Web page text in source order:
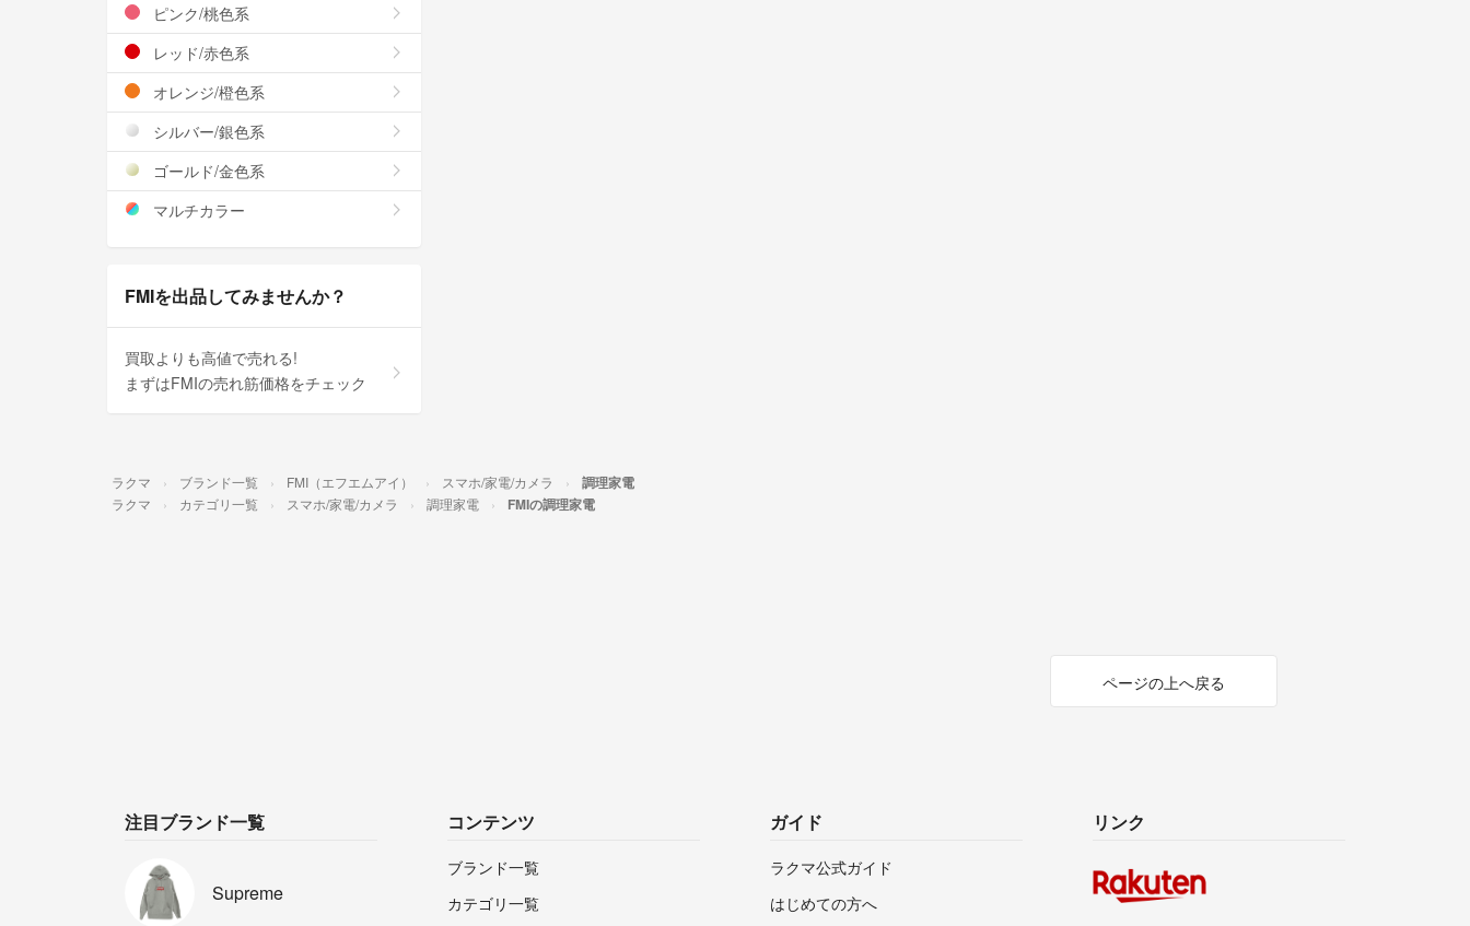
ピンク/桃色系
レッド/赤色系
オレンジ/橙色系
シルバー/銀色系
ゴールド/金色系
マルチカラー
FMIを出品してみませんか？
買取よりも高値で売れる!
まずはFMIの売れ筋価格をチェック
ラクマ ブランド一覧 FMI（エフエムアイ） スマホ/家電/カメラ 調理家電
ラクマ カテゴリ一覧 スマホ/家電/カメラ 調理家電 FMIの調理家電
ページの上へ戻る
注目ブランド一覧
Supreme
コンテンツ
ブランド一覧
カテゴリ一覧
ガイド
ラクマ公式ガイド
はじめての方へ
リンク